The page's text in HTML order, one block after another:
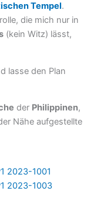
Tempel.
die mich nur in
(kein Witz) lässt,
lasse den Plan
der Philippinen,
Nähe aufgestellte